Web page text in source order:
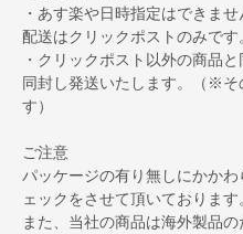
・あす楽や日時指定はできませ
配送はクリックポストのみです
・クリックポスト以外の商品
同封し発送いたします。（※
す）
ご注意
パッケージの有り無しにかか
ェックをさせて頂いております
また、当社の商品は海外製品